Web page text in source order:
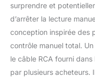
surprendre et
d’arrêter la lecture
conception inspirée des
contrôle manuel total.
le câble RCA fourni
par plusieurs acheteurs.